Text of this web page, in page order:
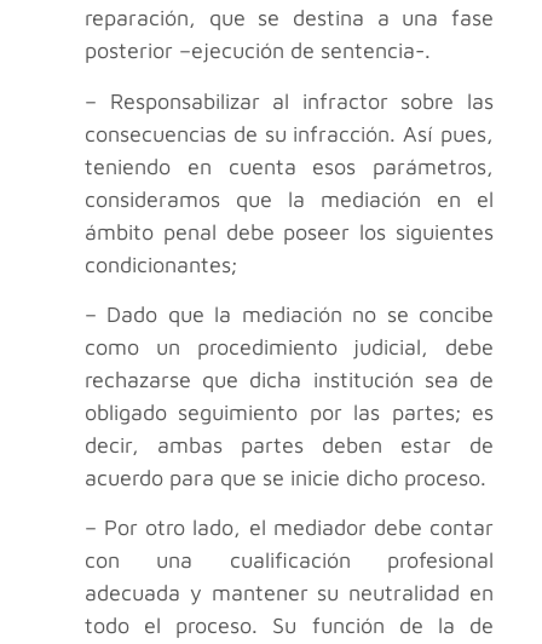
reparación, que se destina a una fase
posterior –ejecución de sentencia-.
– Responsabilizar al infractor sobre las
consecuencias de su infracción. Así pues,
teniendo en cuenta esos parámetros,
consideramos que la mediación en el
ámbito penal debe poseer los siguientes
condicionantes;
– Dado que la mediación no se concibe
como un procedimiento judicial, debe
rechazarse que dicha institución sea de
obligado seguimiento por las partes; es
decir, ambas partes deben estar de
acuerdo para que se inicie dicho proceso.
– Por otro lado, el mediador debe contar
con una cualificación profesional
adecuada y mantener su neutralidad en
todo el proceso. Su función de la de